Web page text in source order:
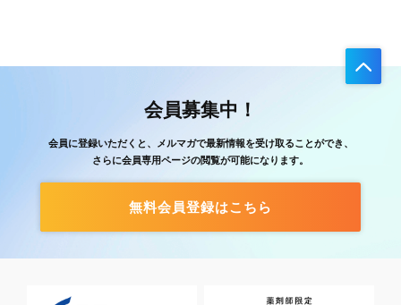
会員募集中！
会員に登録いただくと、メルマガで最新情報を受け取ることができ、
さらに会員専用ページの閲覧が可能になります。
無料会員登録はこちら